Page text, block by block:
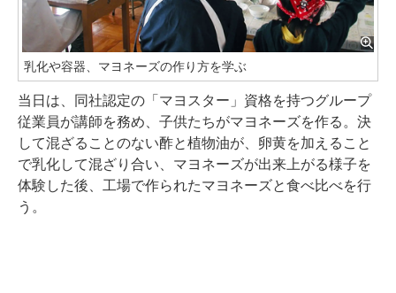
乳化や容器、マヨネーズの作り方を学ぶ
当日は、同社認定の「マヨスター」資格を持つグループ
従業員が講師を務め、子供たちがマヨネーズを作る。決
して混ざることのない酢と植物油が、卵黄を加えること
で乳化して混ざり合い、マヨネーズが出来上がる様子を
体験した後、工場で作られたマヨネーズと食べ比べを行
う。